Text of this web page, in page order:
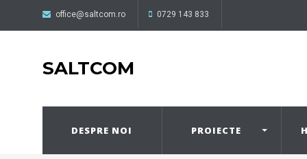
office@saltcom.ro 0729 143 833
SALTCOM
DESPRE NOI PROIECTE